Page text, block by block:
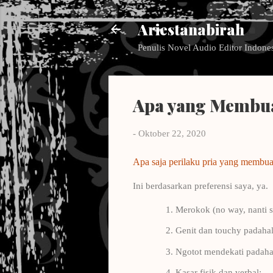
Ariestanabirah
Penulis Novel Audio Editor
Apa yang
- Oktober 22, 2020
Apa saja perilaku pria yang
Ini berdasarkan preferensi saya, ya.
Merokok (no way, nanti
Genit dan touchy
Ngotot mendekati